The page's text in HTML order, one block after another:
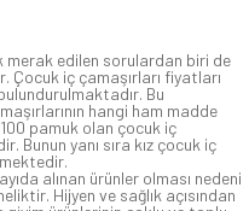
merak edilen sorulardan biri de
Çocuk iç çamaşırları fiyatları
Bu
hangi ham madde
pamuk olan çocuk iç
Bunun yanı sıra kız çocuk iç
alınan ürünler olması nedeni
Hijyen ve sağlık açısından